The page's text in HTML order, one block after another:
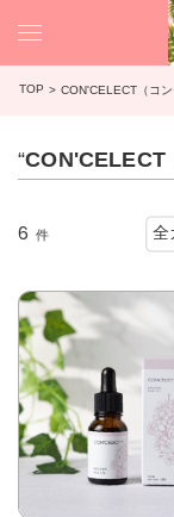
TOP CON'CELECT（コン
“CON'CELECT
6 件